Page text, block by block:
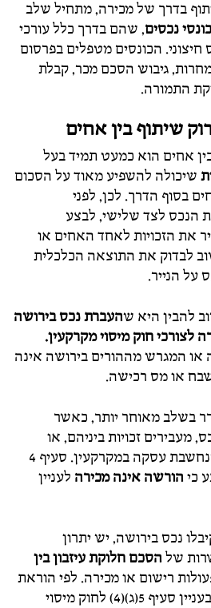
בדרך של מכירה, מתחיל שלב
כונסי נכסים, שהם בדרך כלל עורכי
חיצוני. הכונסים מטפלים בפרסום
גיבוש הסכם מכר, קבלת
התמורה.
שיתוף בין אחים
אחים הוא כמעט תמיד בעל
שיכולה להשפיע מאוד על הסכום
בסוף הדרך. לכן, לפני
הנכס לצד שלישי, לבצע
את הזכויות לאחד האחים או
לבדוק את התוצאה הכלכלית
על הנייר.
להבין היא שהעברת נכס בירושה
חוק מיסוי מקרקעין.
או המגרש מההורים בירושה אינה
או מס רכישה.
בשלב מאוחר יותר, כאשר
מעבירים זכויות ביניהם, או
מבצעים פעולה אחרת שנחשבת עסקה במקרקעין. סעיף 4
כיהורשה אינה מכירה לעניין
נכס בירושה, יש יתרון
שלהסכם חלוקת עיזבון בין
רישום או מכירה. לפי הוראת
ביצוע של רשות המסים בעניין סעיף 5(ג)(4) לחוק מיסוי